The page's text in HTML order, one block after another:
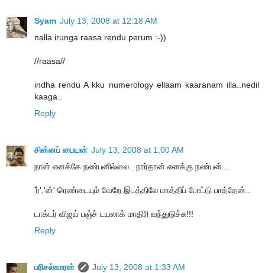
Syam July 13, 2008 at 12:18 AM
nalla irunga raasa rendu perum :-))
//raasa//
indha rendu A kku numerology ellaam kaaranam illa..nedil
kaaga..
Reply
சின்னப் பையன் July 13, 2008 at 1:00 AM
நான் எனக்கே நண்பனில்லை.. நார்தான் எனக்கு நண்பன்...
'ர்','ன்' ரெண்டையும் வேறே இடத்திலே மாத்திப் போட்டு பாத்தேன்..
டாக்டர் விஜய் பஞ்ச் டயலாக் மாதிரி வந்துடுச்சு!!!
Reply
பரிசல்காரன்
July 13, 2008 at 1:33 AM